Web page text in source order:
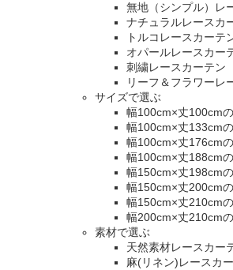
無地（シンプル）レ
ナチュラルレースカ
トルコレースカーテ
オパールレースカー
刺繍レースカーテン
リーフ＆フラワーレ
サイズで選ぶ
幅100cm×丈100cm
幅100cm×丈133cm
幅100cm×丈176cm
幅100cm×丈188cm
幅150cm×丈198cm
幅150cm×丈200cm
幅150cm×丈210cm
幅200cm×丈210cm
素材で選ぶ
天然素材レースカー
麻(リネン)レースカ